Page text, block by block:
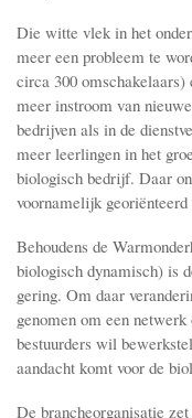
Die witte vlek in het
meer een probleem te
circa 300
meer instroom van
bedrijven als in de
meer leerlingen in het
biologisch bedrijf. Daar
voornamelijk
Behoudens de
biologisch dynamisch) is
gering. Om daar
genomen om een
bestuurders wil
aandacht komt voor de
De brancheorganisatie